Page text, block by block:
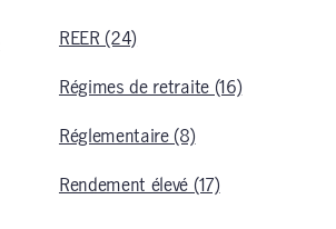
REER (24)
Régimes de retraite (16)
Réglementaire (8)
Rendement élevé (17)